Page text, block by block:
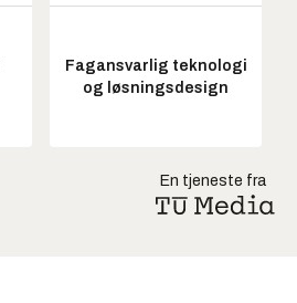
Fagansvarlig teknologi
og løsningsdesign
En tjeneste fra